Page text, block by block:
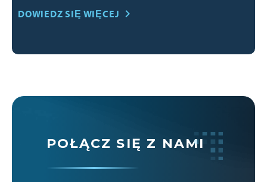
DOWIEDZ SIĘ WIĘCEJ
POŁĄCZ SIĘ Z NAMI